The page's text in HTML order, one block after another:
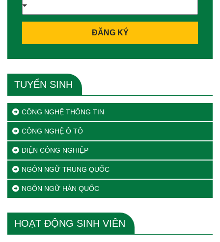
ĐĂNG KÝ
TUYỂN SINH
CÔNG NGHỆ THÔNG TIN
CÔNG NGHỆ Ô TÔ
ĐIỆN CÔNG NGHIỆP
NGÔN NGỮ TRUNG QUỐC
NGÔN NGỮ HÀN QUỐC
HOẠT ĐỘNG SINH VIÊN